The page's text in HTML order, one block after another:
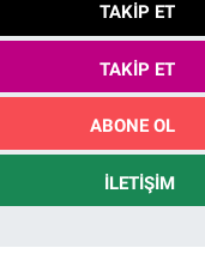
TAKIP ET
TAKIP ET
ABONE OL
İLETIŞIM